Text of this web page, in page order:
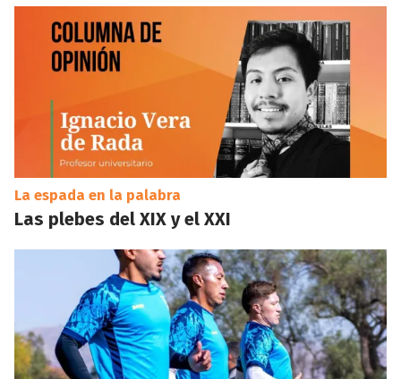
La espada en la palabra
Las plebes del XIX y el XXI